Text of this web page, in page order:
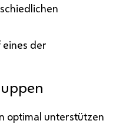
eines der
optimal unterstützen